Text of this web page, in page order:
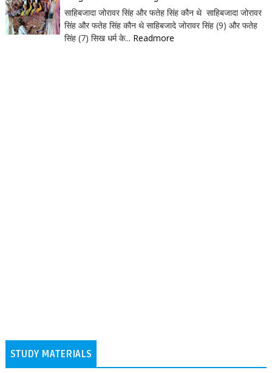
साहिबजादा जोरावर सिंह और फतेह सिंह कौन थे साहिबजादा जोरावर
सिंह और फतेह सिंह कौन थे साहिबजादे जोरावर सिंह (9) और फतेह
सिंह (7) सिख धर्म के... Readmore
STUDY MATERIALS